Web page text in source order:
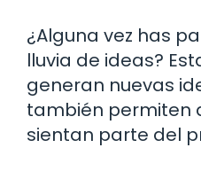
¿Alguna vez has
lluvia de ideas?
generan nuevas
también permiten
sientan parte del